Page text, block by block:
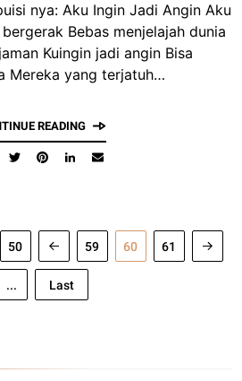
nya: Aku Ingin Jadi Angin Aku
Bebas menjelajah dunia
Kuingin jadi angin Bisa
Mereka yang terjatuh…
READING
50 59 60 61
... Last